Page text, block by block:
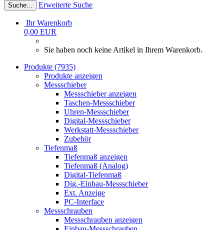
Suche... Erweiterte Suche
Ihr Warenkorb
0,00 EUR
Sie haben noch keine Artikel in Ihrem Warenkorb.
Produkte (7935)
Produkte anzeigen
Messschieber
Messschieber anzeigen
Taschen-Messschieber
Uhren-Messschieber
Digital-Messschieber
Werkstatt-Messschieber
Zubehör
Tiefenmaß
Tiefenmaß anzeigen
Tiefenmaß (Analog)
Digital-Tiefenmaß
Dig.-Einbau-Messschieber
Ext. Anzeige
PC-Interface
Messschrauben
Messschrauben anzeigen